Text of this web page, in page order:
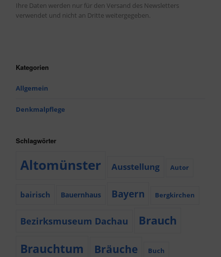
Ihre Daten werden nur für den Versand des Newsletters
verwendet und nicht an Dritte weitergegeben.
Kategorien
Allgemein
Denkmalpflege
Schlagwörter
Altomünster Ausstellung Autor
bairisch Bauernhaus Bayern Bergkirchen
Bezirksmuseum Dachau Brauch
Brauchtum Bräuche Buch